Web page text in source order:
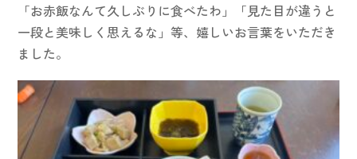
「お赤飯なんて久しぶりに食べたわ」「見た目が違うと
一段と美味しく思えるな」等、嬉しいお言葉をいただき
ました。